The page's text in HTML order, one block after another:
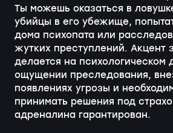
Ты можешь оказаться в
убийцы в его убежище,
дома психопата или
жутких преступлений. Акцент
делается на психологическом
ощущении преследования,
появлениях угрозы и
принимать решения под
адреналина гарантирован.